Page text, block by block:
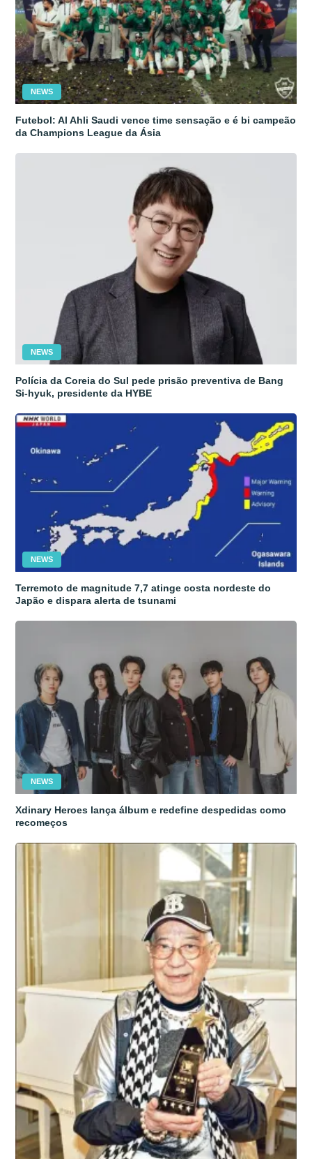
NEWS
Futebol: Al Ahli Saudi vence time sensação e é bi campeão
da Champions League da Ásia
NEWS
Polícia da Coreia do Sul pede prisão preventiva de Bang
Si-hyuk, presidente da HYBE
NEWS
Terremoto de magnitude 7,7 atinge costa nordeste do
Japão e dispara alerta de tsunami
NEWS
Xdinary Heroes lança álbum e redefine despedidas como
recomeços